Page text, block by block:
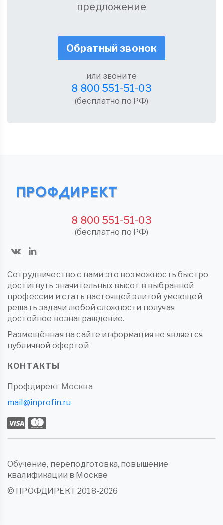
предложение
Обратный звонок
или звоните
8 800 551-51-03
(бесплатно по РФ)
8 800 551-51-03
(бесплатно по РФ)
Сотрудничество с нами это возможность быстро
достигнуть значительных высот в выбранной
профессии и стать настоящей элитой умеющей
решать задачи любой сложности получая
достойное вознаграждение.
Размещённая на сайте информация не является
публичной офертой
КОНТАКТЫ
Профдирект Москва
mail@inprofin.ru
Обучение, переподготовка, повышение
квалификации в Москве
© ПРОФДИРЕКТ 2018-2026